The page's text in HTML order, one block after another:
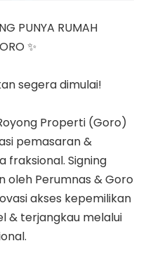
PUNYA RUMAH
✨
segera dimulai!
Properti (Goro)
pemasaran &
fraksional. Signing
oleh Perumnas & Goro
akses kepemilikan
& terjangkau melalui